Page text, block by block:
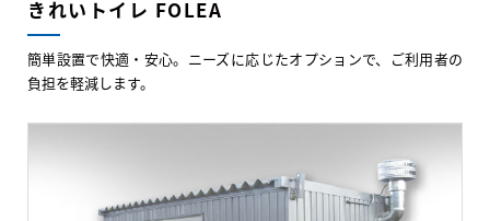
きれいトイレ FOLEA
簡単設置で快適・安心。ニーズに応じたオプションで、ご利用者の
負担を軽減します。